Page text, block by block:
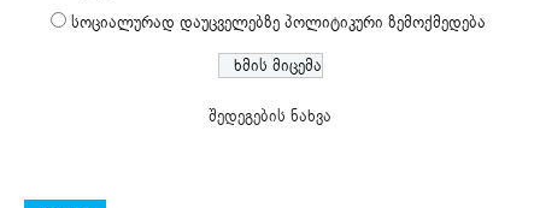
სოციალურად დაუცველებზე პოლიტიკური ზემოქმედება
შედეგების ნახვა